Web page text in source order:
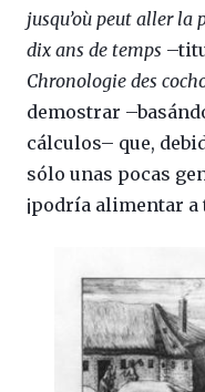
jusqu’où peut aller la
dix ans de temps
Chronologie des
demostrar
cálculos– que,
sólo unas pocas
¡podría alimentar a